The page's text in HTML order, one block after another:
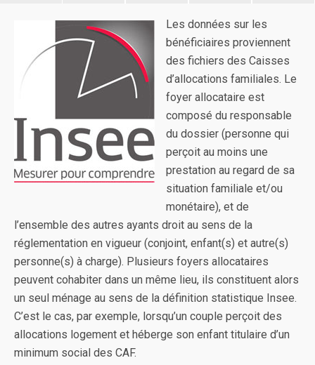
Les données sur les
bénéficiaires proviennent
des fichiers des Caisses
d’allocations familiales. Le
foyer allocataire est
composé du responsable
du dossier (personne qui
perçoit au moins une
prestation au regard de sa
situation familiale et/ou
monétaire), et de
l’ensemble des autres ayants droit au sens de la
réglementation en vigueur (conjoint, enfant(s) et autre(s)
personne(s) à charge). Plusieurs foyers allocataires
peuvent cohabiter dans un même lieu, ils constituent alors
un seul ménage au sens de la définition statistique Insee.
C’est le cas, par exemple, lorsqu’un couple perçoit des
allocations logement et héberge son enfant titulaire d’un
minimum social des CAF.